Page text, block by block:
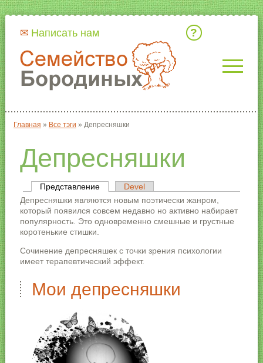
Написать нам
Вы здесь
Главная » Все тэги » Депресняшки
Депресняшки
Главные вкладки
Представление(активная вкладка)
Devel
Депресняшки являются новым поэтически жанром,
который появился совсем недавно но активно набирает
популярность. Это одновременно смешные и грустные
коротенькие стишки.
Сочинение депресняшек с точки зрения психологии
имеет терапевтический эффект.
Мои депресняшки